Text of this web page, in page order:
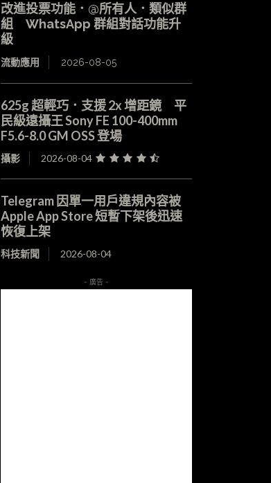
改進投票功能．@所有人．類似群
組 WhatsApp 群組對話功能升
級
流動應用 2026-08-05
625g 超輕巧．支援 2x 增距鏡 平
民級遠攝王 Sony FE 100-400mm
F5.6-8.0 GM OSS 登場
攝影 2026-08-04
Telegram 因單一用戶違規內容被
Apple App Store 短暫下架後迅速
恢復上架
科技新聞 2026-08-04
- 廣告 -